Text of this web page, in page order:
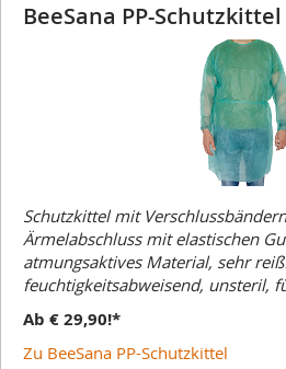
BeeSana PP-Schutzkittel
Schutzkittel mit
Ärmelabschluss mit elastischen
atmungsaktives Material, sehr
feuchtigkeitsabweisend, unsteril,
Ab € 29,90!*
Zu BeeSana PP-Schutzkittel